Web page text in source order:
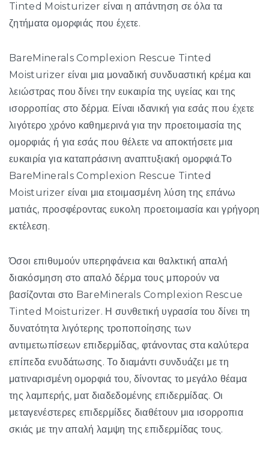
Tinted Moisturizer είναι η απάντηση σε όλα τα
ζητήματα ομορφιάς που έχετε.
BareMinerals Complexion Rescue Tinted
Moisturizer είναι μια μοναδική συνδυαστική κρέμα και
λειώστρας που δίνει την ευκαιρία της υγείας και της
ισορροπίας στο δέρμα. Είναι ιδανική για εσάς που έχετε
λιγότερο χρόνο καθημερινά για την προετοιμασία της
ομορφιάς ή για εσάς που θέλετε να αποκτήσετε μια
ευκαιρία για καταπράσινη αναπτυξιακή ομορφιά.Το
BareMinerals Complexion Rescue Tinted
Moisturizer είναι μια ετοιμασμένη λύση της επάνω
ματιάς, προσφέροντας ευκολη προετοιμασία και γρήγορη
εκτέλεση.
Όσοι επιθυμούν υπερηφάνεια και θαλκτική απαλή
διακόσμηση στο απαλό δέρμα τους μπορούν να
βασίζονται στο BareMinerals Complexion Rescue
Tinted Moisturizer. Η συνθετική υγρασία του δίνει τη
δυνατότητα λιγότερης τροποποίησης των
αντιμετωπίσεων επιδερμίδας, φτάνοντας στα καλύτερα
επίπεδα ενυδάτωσης. Το διαμάντι συνδυάζει με τη
ματιναρισμένη ομορφιά του, δίνοντας το μεγάλο θέαμα
της λαμπερής, ματ διαδεδομένης επιδερμίδας. Οι
μεταγενέστερες επιδερμίδες διαθέτουν μια ισορροπια
σκιάς με την απαλή λαμψη της επιδερμίδας τους.